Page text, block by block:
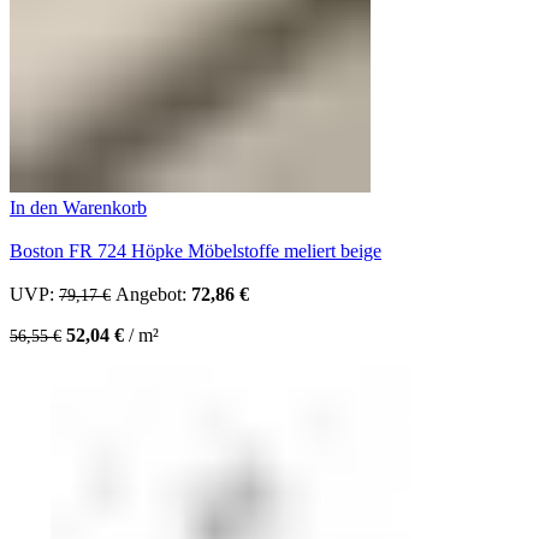
In den Warenkorb
Boston FR 724 Höpke Möbelstoffe meliert beige
UVP: 79,17€ Ursprünglicher Preis war: 79,17 €
Angebot: 72,86 €
56,55€ 52,04 € /m²